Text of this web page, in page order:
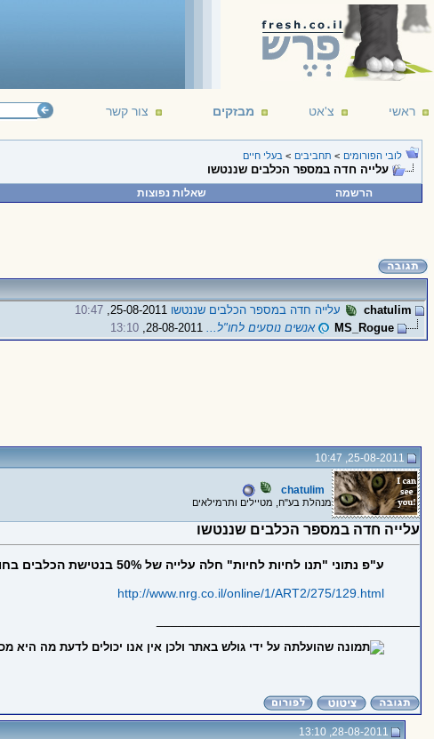
ראשי צ'אט מבזקים צור קשר
לובי הפורומים > תחביבים > בעלי חיים
עלייה חדה במספר הכלבים שננטשו
הרשמה שאלות נפוצות
chatulim עלייה חדה במספר הכלבים שננטשו
10:47
MS_Rogue
אנשים נוסעים לחו"ל...28-08-2011,
13:10
25-08-2011, 10:47
chatulim
מנהלת בע"ח, מטיילים ותרמילאים
עלייה חדה במספר הכלבים שננטשו
ע"פ נתוני "תנו לחיות לחיות" חלה עלייה של 50% בנטישת הכלבים בחודשיים האחרונים. המכלאות עמוסות והכלבים ממתינים לבית חדש
http://www.nrg.co.il/online/1/ART2/275/129.html
28-08-2011, 13:10